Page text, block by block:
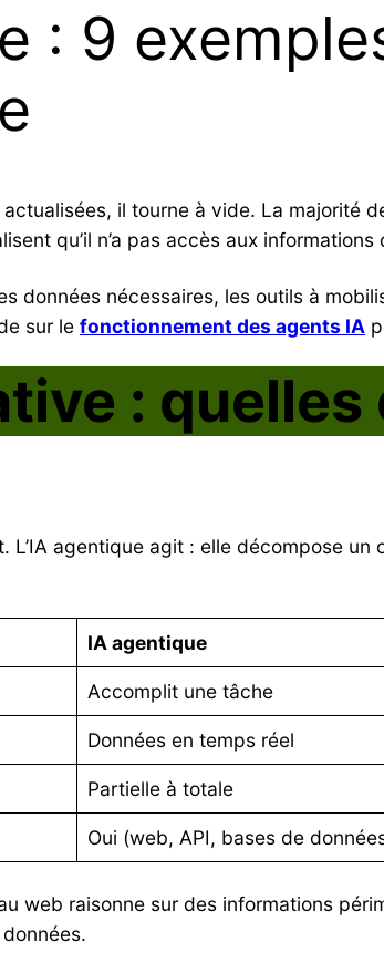
: 9
il tourne à vide. La majorité
qu’il n’a pas accès aux
données nécessaires, les outils à
sur le fonctionnement des agents IA
:
L’IA agentique agit : elle décompose
IA agentique
Accomplit une tâche
Données en temps réel
Partielle à totale
Oui (web, API, bases de
web raisonne sur des informations